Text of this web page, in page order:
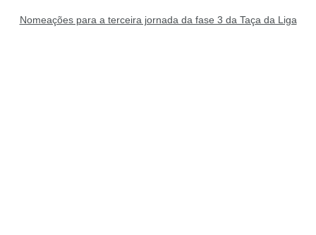
Nomeações para a terceira jornada da fase 3 da Taça da Liga